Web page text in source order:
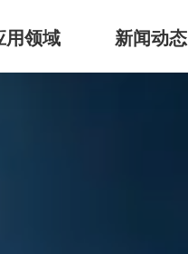
用领域 新闻动态